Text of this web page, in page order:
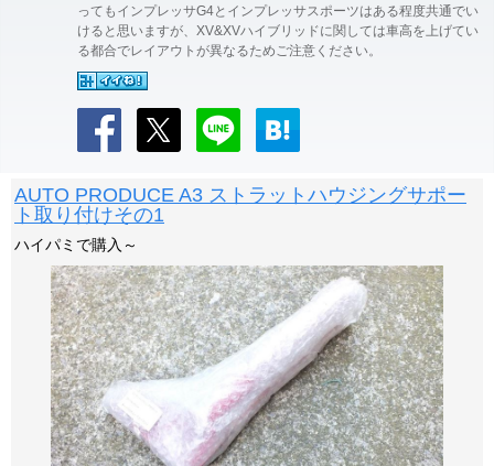
ってもインプレッサG4とインプレッサスポーツはある程度共通でい
けると思いますが、XV&XVハイブリッドに関しては車高を上げてい
る都合でレイアウトが異なるためご注意ください。
AUTO PRODUCE A3 ストラットハウジングサポー
ト取り付けその1
ハイパミで購入～